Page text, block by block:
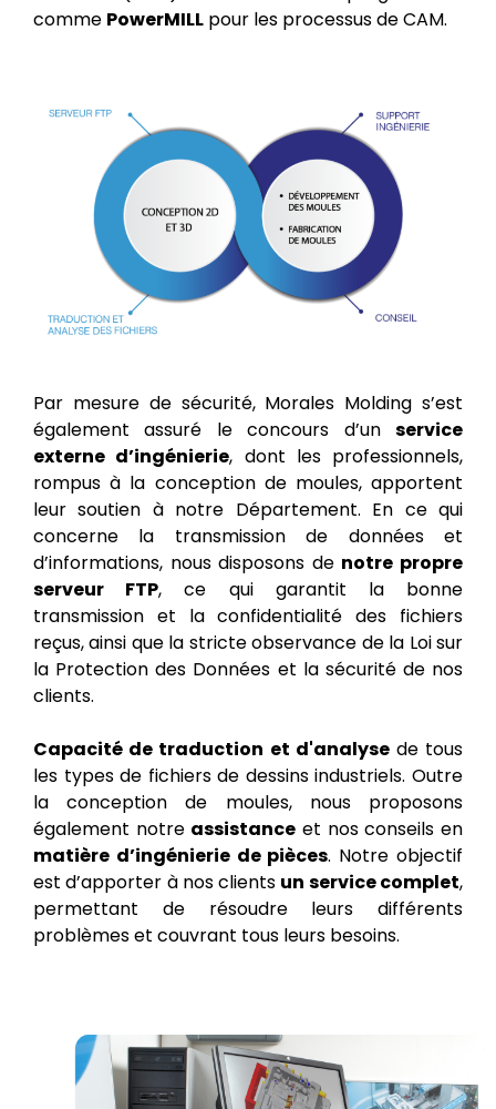
comme PowerMILL pour les processus de CAM.
Par mesure de sécurité, Morales Molding s’est
également assuré le concours d’un service
externe d’ingénierie, dont les professionnels,
rompus à la conception de moules, apportent
leur soutien à notre Département. En ce qui
concerne la transmission de données et
d’informations, nous disposons de notre propre
serveur FTP, ce qui garantit la bonne
transmission et la confidentialité des fichiers
reçus, ainsi que la stricte observance de la Loi sur
la Protection des Données et la sécurité de nos
clients.
Capacité de traduction et d'analysede tous
les types de fichiers de dessins industriels. Outre
la conception de moules, nous proposons
également notre assistance et nos conseils en
matière d’ingénierie de pièces. Notre objectif
est d’apporter à nos clients un service complet,
permettant de résoudre leurs différents
problèmes et couvrant tous leurs besoins.